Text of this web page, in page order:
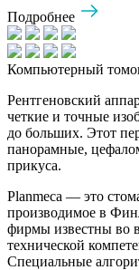
Подробнее
Компьютерный
Рентгеновский
четкие и точные
до больших. Этот
панорамные,
прикуса.
Planmeca — это
производимое в
фирмы известны во
технической
Специальные